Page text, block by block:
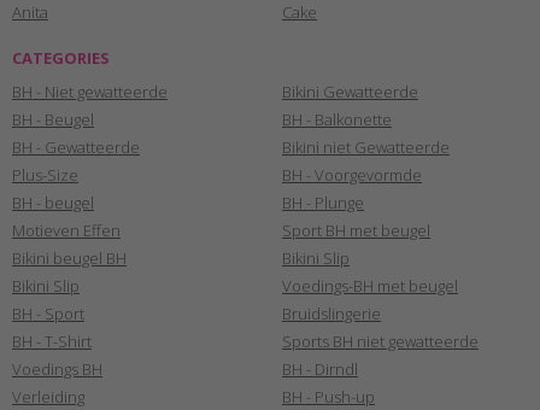
Anita
Cake
CATEGORIES
BH - Niet gewatteerde
BH - Beugel
BH - Gewatteerde
Plus-Size
BH - beugel
Motieven Effen
Bikini beugel BH
Bikini Slip
BH - Sport
BH - T-Shirt
Voedings BH
Verleiding
Bikini Gewatteerde
BH - Balkonette
Bikini niet Gewatteerde
BH - Voorgevormde
BH - Plunge
Sport BH met beugel
Bikini Slip
Voedings-BH met beugel
Bruidslingerie
Sports BH niet gewatteerde
BH - Dirndl
BH - Push-up